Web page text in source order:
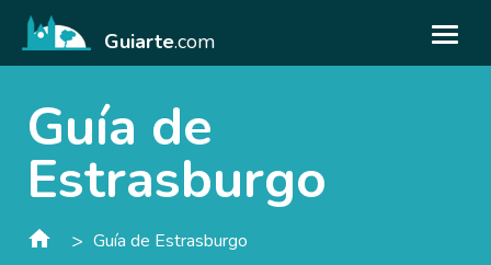
Guiarte.com
Guía de
Estrasburgo
> Guía de Estrasburgo